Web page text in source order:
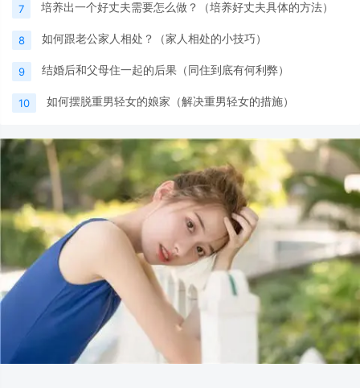
7 培养出一个好丈夫需要怎么做？（培养好丈夫具体的方法）
8 如何跟老公家人相处？（家人相处的小技巧）
9 结婚后和父母住一起的后果（同住到底有何利弊）
10 如何摆脱重男轻女的娘家（解决重男轻女的措施）